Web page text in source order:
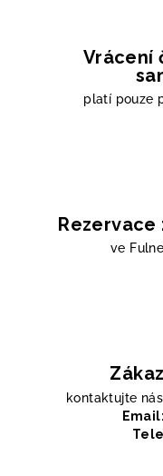
Vrácení
platí pouze
Rezervace
ve
kontaktujte
Email: